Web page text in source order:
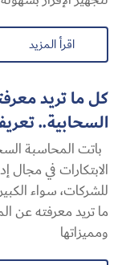
اقرأ المزيد
كل ما تريد
السحابية​..
باتت المحاسبة
الابتكارات في مجال
للشركات، سواء
ما تريد معرفته عن
ومميزاتها